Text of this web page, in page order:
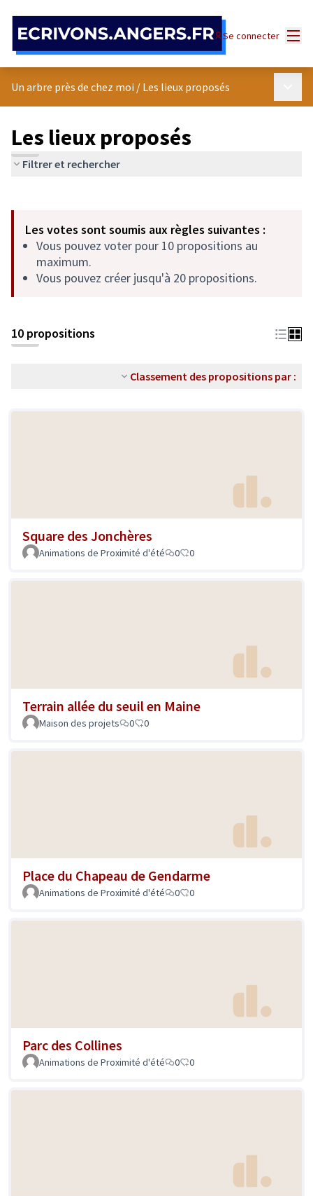
Se connecter
Un arbre près de chez moi / Les lieux proposés
Les lieux proposés
Filtrer et rechercher
−
Les votes sont soumis aux règles suivantes :
Vous pouvez voter pour 10 propositions au
maximum.
Vous pouvez créer jusqu'à 20 propositions.
10 propositions
Classement des propositions par :
Square des Jonchères
Animations de Proximité d'été 0 0
Terrain allée du seuil en Maine
Maison des projets 0 0
Place du Chapeau de Gendarme
Animations de Proximité d'été 0 0
Parc des Collines
Animations de Proximité d'été 0 0